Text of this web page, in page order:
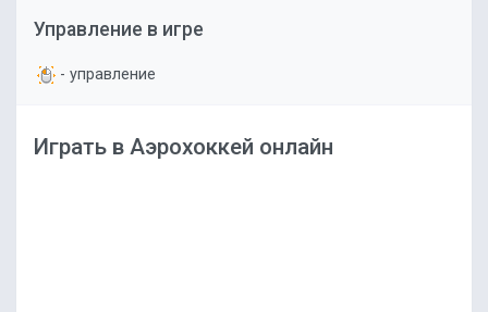
Управление в игре
- управление
Играть в Аэрохоккей онлайн